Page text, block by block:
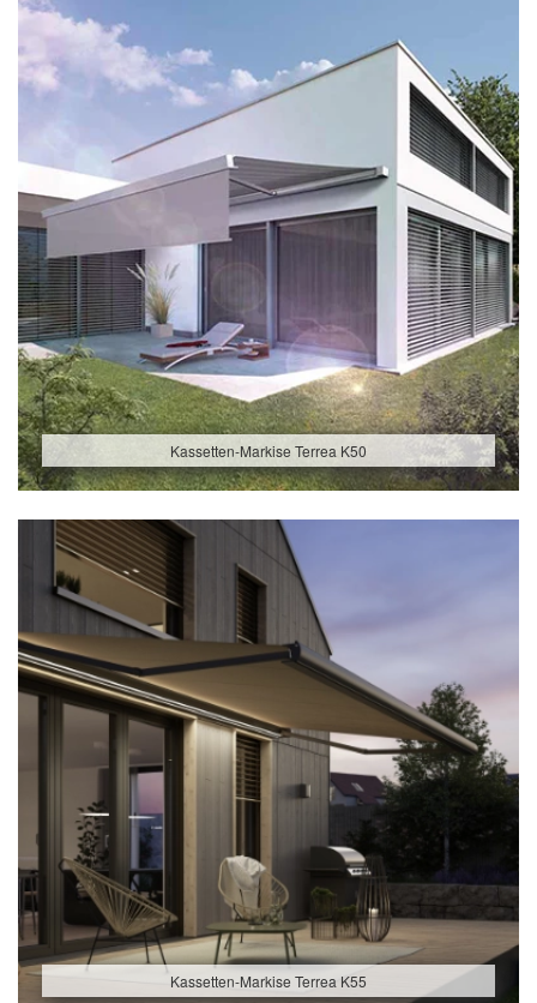
Kassetten-Markise Terrea K50
Kassetten-Markise Terrea K55